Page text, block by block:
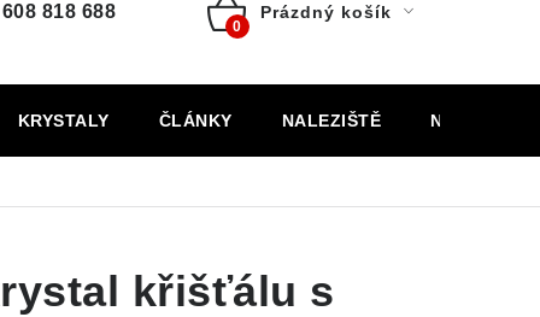
608 818 688
Nákupní
Prázdný košík
KRYSTALY ČLÁNKY NALEZIŠTĚ NÁŠ PŘÍBĚH
křišťálu s